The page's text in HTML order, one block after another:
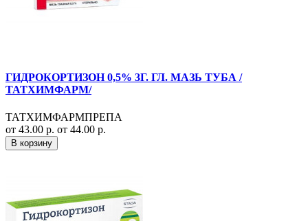
ГИДРОКОРТИЗОН 0,5% 3Г. ГЛ. МАЗЬ ТУБА /
ТАТХИМФАРМ/
ТАТХИМФАРМПРЕПА
от 43.00 р. от 44.00 р.
В корзину